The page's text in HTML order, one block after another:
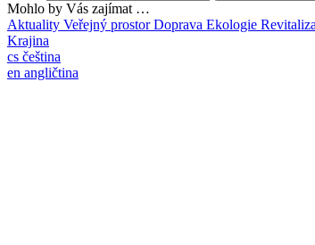
Mohlo by Vás zajímat …
Aktuality Veřejný prostorDoprava Ekologie
Krajina
cs čeština
en angličtina